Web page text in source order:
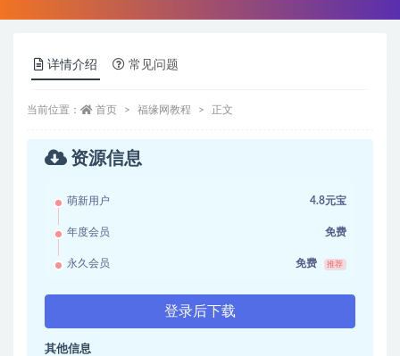
详情介绍 常见问题
当前位置： 首页 福缘网教程 正文
资源信息
萌新用户 4.8元宝
年度会员 免费
永久会员 免费 推荐
登录后下载
其他信息